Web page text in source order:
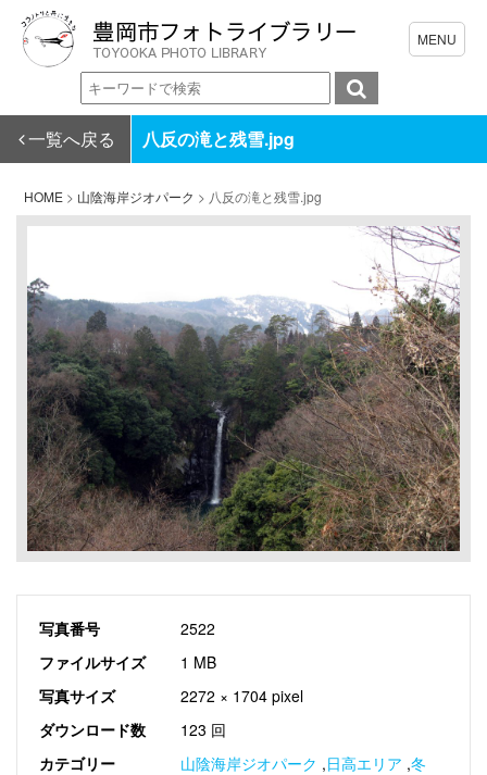
一覧へ戻る 八反の滝と残雪.jpg
HOME > 山陰海岸ジオパーク > 八反の滝と残雪.jpg
写真番号
2522
ファイルサイズ
1 MB
写真サイズ
2272 × 1704 pixel
ダウンロード数
123 回
カテゴリー
山陰海岸ジオパーク ,日高エリア ,冬